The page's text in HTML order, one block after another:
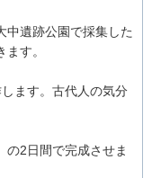
中遺跡公園で採集した
す。
ます。古代人の気分
の2日間で完成させま